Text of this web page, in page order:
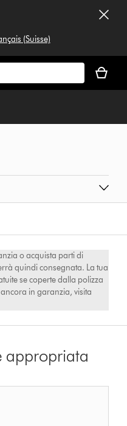
(Suisse)
carrello
è
o acquista parti di
quindi consegnata. La tua
se coperte dalla polizza
in garanzia, visita
appropriata